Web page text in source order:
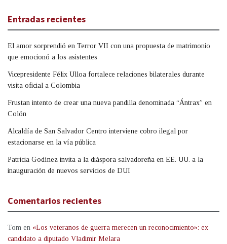
Entradas recientes
El amor sorprendió en Terror VII con una propuesta de matrimonio
que emocionó a los asistentes
Vicepresidente Félix Ulloa fortalece relaciones bilaterales durante
visita oficial a Colombia
Frustan intento de crear una nueva pandilla denominada “Ántrax” en
Colón
Alcaldía de San Salvador Centro interviene cobro ilegal por
estacionarse en la vía pública
Patricia Godínez invita a la diáspora salvadoreña en EE. UU. a la
inauguración de nuevos servicios de DUI
Comentarios recientes
Tom en «Los veteranos de guerra merecen un reconocimiento»: ex
candidato a diputado Vladimir Melara